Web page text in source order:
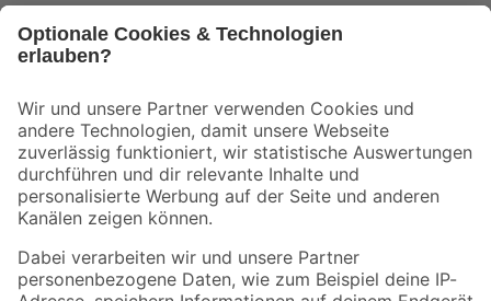
Der toom Newsletter: Keine Angebote und Aktionen mehr verpassen!
Zur Newsletter Anmeldung
Folge uns